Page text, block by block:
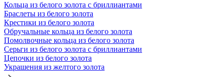
Кольца из белого золота с бриллиантами
Браслеты из белого золота
Крестики из белого золота
Обручальные кольца из белого золота
Помолвочные кольца из белого золота
Серьги из белого золота с бриллиантами
Цепочки из белого золота
Украшения из желтого золота